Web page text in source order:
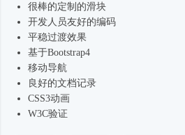
很棒的定制的滑块
开发人员友好的编码
平稳过渡效果
基于Bootstrap4
移动导航
良好的文档记录
CSS3动画
W3C验证